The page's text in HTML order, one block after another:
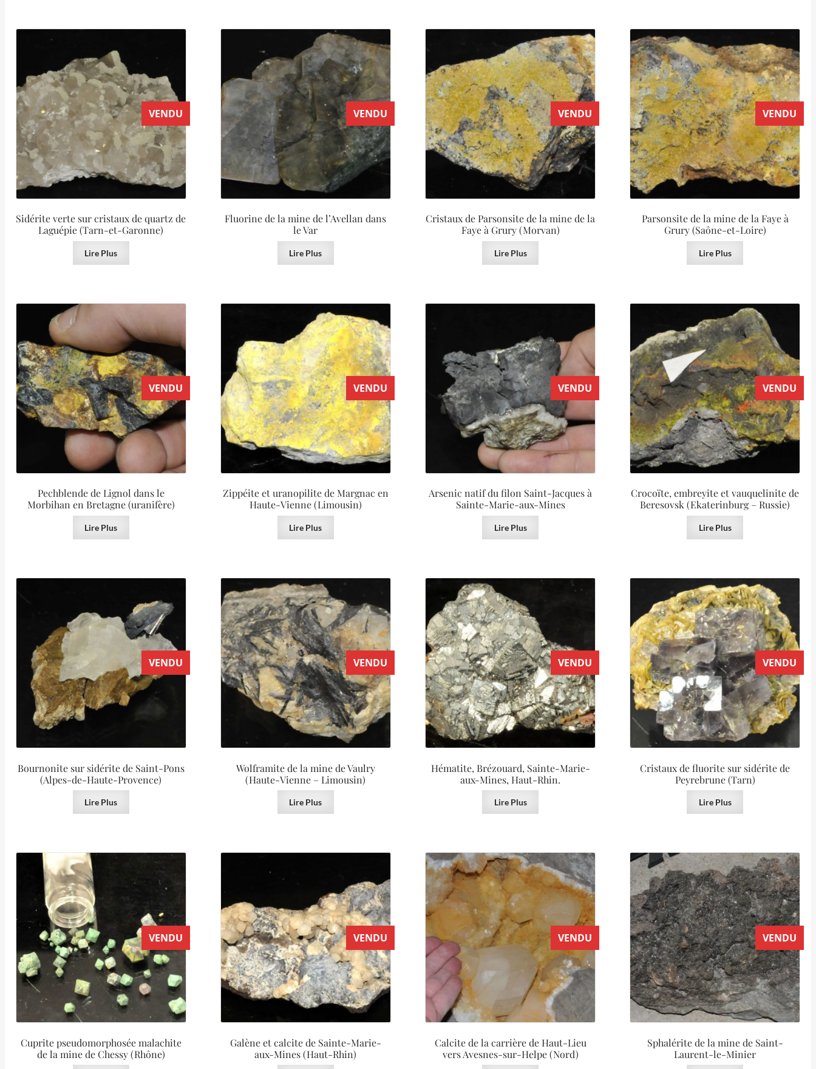
VENDU
Sidérite verte sur cristaux de quartz de
Laguépie (Tarn-et-Garonne)
Lire Plus
VENDU
Fluorine de la mine de l’Avellan dans
le Var
Lire Plus
VENDU
Cristaux de Parsonsite de la mine de la
Faye à Grury (Morvan)
Lire Plus
VENDU
Parsonsite de la mine de la Faye à
Grury (Saône-et-Loire)
Lire Plus
VENDU
Pechblende de Lignol dans le
Morbihan en Bretagne (uranifère)
Lire Plus
VENDU
Zippéite et uranopilite de Margnac en
Haute-Vienne (Limousin)
Lire Plus
VENDU
Arsenic natif du filon Saint-Jacques à
Sainte-Marie-aux-Mines
Lire Plus
VENDU
Crocoïte, embreyite et vauquelinite de
Beresovsk (Ekaterinburg – Russie)
Lire Plus
VENDU
Bournonite sur sidérite de Saint-Pons
(Alpes-de-Haute-Provence)
Lire Plus
VENDU
Wolframite de la mine de Vaulry
(Haute-Vienne – Limousin)
Lire Plus
VENDU
Hématite, Brézouard, Sainte-Marie-
aux-Mines, Haut-Rhin.
Lire Plus
VENDU
Cristaux de fluorite sur sidérite de
Peyrebrune (Tarn)
Lire Plus
VENDU
Cuprite pseudomorphosée malachite
de la mine de Chessy (Rhône)
VENDU
Galène et calcite de Sainte-Marie-
aux-Mines (Haut-Rhin)
VENDU
Calcite de la carrière de Haut-Lieu
vers Avesnes-sur-Helpe (Nord)
VENDU
Sphalérite de la mine de Saint-
Laurent-le-Minier